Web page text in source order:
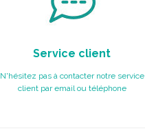
Service client
N'hésitez pas à contacter notre service
client par email ou téléphone